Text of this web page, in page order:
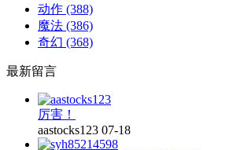
动作 (388)
魔法 (386)
奇幻 (368)
最新留言
厉害！
aastocks123 07-18